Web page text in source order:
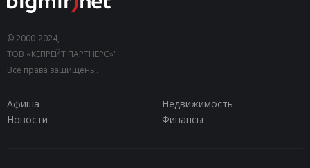
© 2000-2024,
ТОВ «КЕПРЕЙТ ПАРТНЕРС»".
Все права защищены.
Афиша
Недвижимость
Новости
Финансы